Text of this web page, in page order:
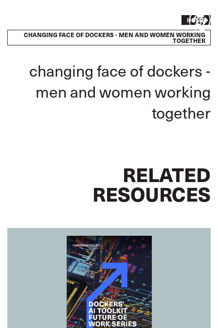
main
content
action
Breadcrumb
HOME
CHANGING FACE OF DOCKERS - MEN AND WOMEN WORKING
TOGETHER
changing face of dockers -
men and women working
together
RELATED
RESOURCES